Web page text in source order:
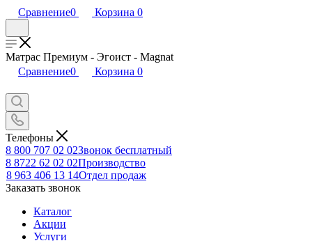
Сравнение0 Корзина 0
Матрас Премиум - Эгоист - Magnat
Сравнение0 Корзина 0
Телефоны
8 800 707 02 02Звонок бесплатный
8 8722 62 02 02Производство
8 963 406 13 14Отдел продаж
Заказать звонок
Каталог
Акции
Услуги